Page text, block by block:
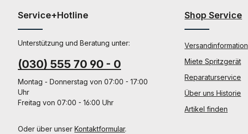
Service+Hotline
Unterstützung und Beratung unter:
(030) 555 70 90 - 0
Montag - Donnerstag von 07:00 - 17:00
Uhr
Freitag von 07:00 - 16:00 Uhr
Oder über unser Kontaktformular.
Shop Service
Versandinformation
Miete Spritzgerät
Reparaturservice
Über uns Historie
Artikel finden